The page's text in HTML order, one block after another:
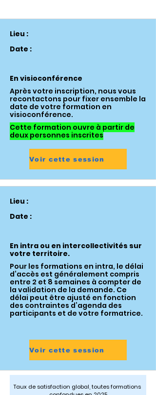
Lieu :
Date :
En visioconférence
Après votre inscription, nous vous
recontactons pour fixer ensemble la
date de votre formation en
visioconférence.
Cette formation ouvre à partir de
deux personnes inscrites
Voir cette session
Lieu :
Date :
En intra ou en intercollectivités sur
votre territoire.
Pour les formations en intra, le délai
d’accès est généralement compris
entre 2 et 8 semaines à compter de
la validation de la demande. Ce
délai peut être ajusté en fonction
des contraintes d’agenda des
participants et de votre formatrice.
Voir cette session
Taux de satisfaction global, toutes formations